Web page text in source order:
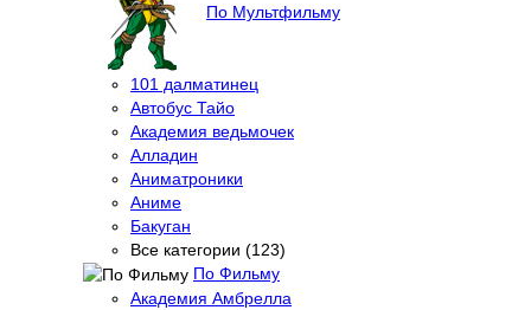
По Мультфильму
101 далматинец
Автобус Тайо
Академия ведьмочек
Алладин
Аниматроники
Аниме
Бакуган
Все категории (123)
По Фильму
Академия Амбрелла